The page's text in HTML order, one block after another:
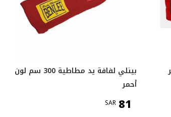
بينلي لفافة يد مطاطية 300 سم لون
أحمر
SAR 81